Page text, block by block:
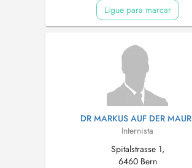
Ligue para marcar
DR MARKUS AUF DER MAUR
Internista
Spitalstrasse 1,
6460 Bern